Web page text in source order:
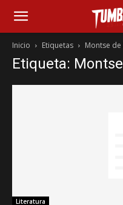
Inicio Etiquetas Montse de
Etiqueta:
Literatura